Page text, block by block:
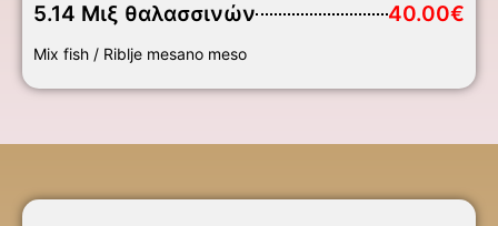
5.14 Μιξ θαλασσινών 40.00€
Mix fish / Riblje mesano meso